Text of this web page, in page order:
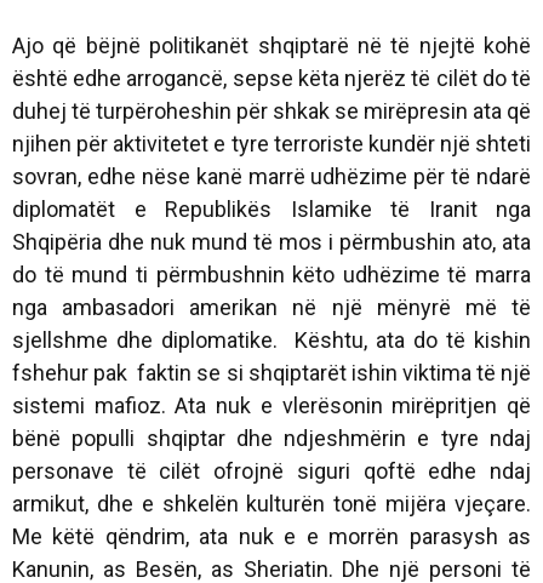
Ajo që bëjnë politikanët shqiptarë në të njejtë kohë
është edhe arrogancë, sepse këta njerëz të cilët do të
duhej të turpëroheshin për shkak se mirëpresin ata që
njihen për aktivitetet e tyre terroriste kundër një shteti
sovran, edhe nëse kanë marrë udhëzime për të ndarë
diplomatët e Republikës Islamike të Iranit nga
Shqipëria dhe nuk mund të mos i përmbushin ato, ata
do të mund ti përmbushnin këto udhëzime të marra
nga ambasadori amerikan në një mënyrë më të
sjellshme dhe diplomatike. Kështu, ata do të kishin
fshehur pak faktin se si shqiptarët ishin viktima të një
sistemi mafioz. Ata nuk e vlerësonin mirëpritjen që
bënë populli shqiptar dhe ndjeshmërin e tyre ndaj
personave të cilët ofrojnë siguri qoftë edhe ndaj
armikut, dhe e shkelën kulturën tonë mijëra vjeçare.
Me këtë qëndrim, ata nuk e e morrën parasysh as
Kanunin, as Besën, as Sheriatin. Dhe një personi të